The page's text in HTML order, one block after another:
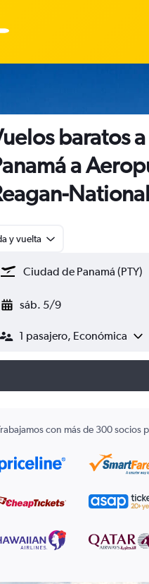
baratos
a
National
y vuelta
sáb. 5/9
1 pasajero, Económica
con más de 300 socios